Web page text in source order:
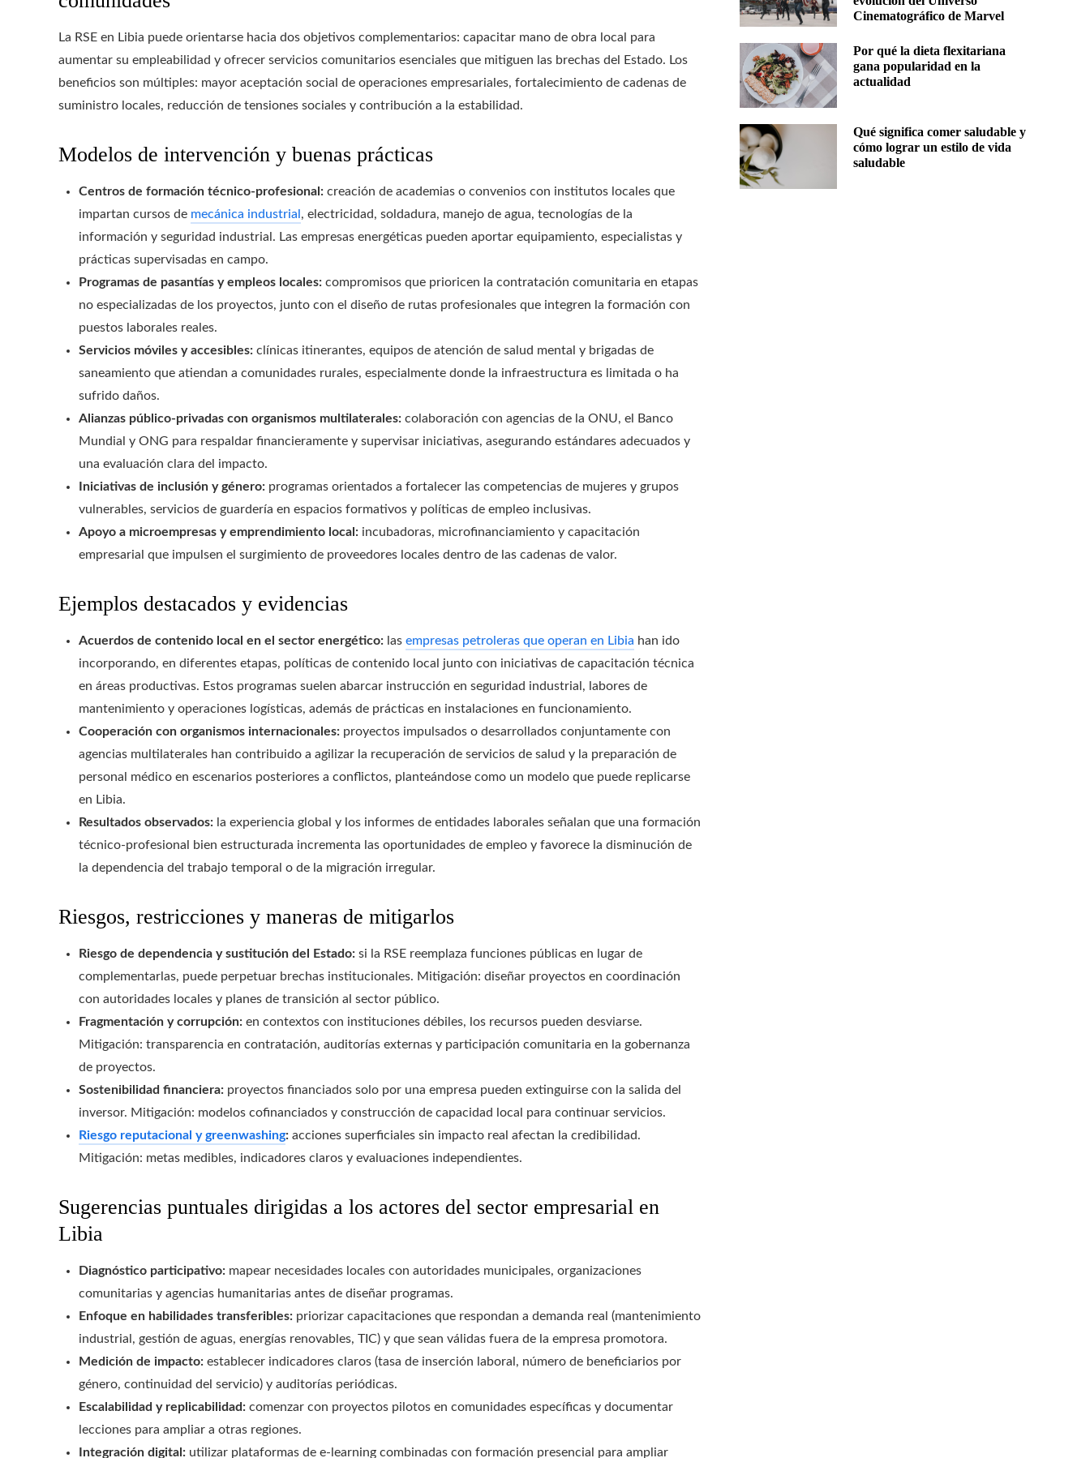
La RSE en Libia puede orientarse hacia dos objetivos complementarios: capacitar mano de obra local para
aumentar su empleabilidad y ofrecer servicios comunitarios esenciales que mitiguen las brechas del Estado. Los
beneficios son múltiples: mayor aceptación social de operaciones empresariales, fortalecimiento de cadenas de
suministro locales, reducción de tensiones sociales y contribución a la estabilidad.
Modelos de intervención y buenas prácticas
Centros de formación técnico-profesional: creación de academias o convenios con institutos locales que
impartan cursos de mecánica industrial , electricidad, soldadura, manejo de agua, tecnologías de la
información y seguridad industrial. Las empresas energéticas pueden aportar equipamiento, especialistas y
prácticas supervisadas en campo.
Programas de pasantías y empleos locales: compromisos que prioricen la contratación comunitaria en etapas
no especializadas de los proyectos, junto con el diseño de rutas profesionales que integren la formación con
puestos laborales reales.
Servicios móviles y accesibles: clínicas itinerantes, equipos de atención de salud mental y brigadas de
saneamiento que atiendan a comunidades rurales, especialmente donde la infraestructura es limitada o ha
sufrido daños.
Alianzas público-privadas con organismos multilaterales: colaboración con agencias de la ONU, el Banco
Mundial y ONG para respaldar financieramente y supervisar iniciativas, asegurando estándares adecuados y
una evaluación clara del impacto.
Iniciativas de inclusión y género: programas orientados a fortalecer las competencias de mujeres y grupos
vulnerables, servicios de guardería en espacios formativos y políticas de empleo inclusivas.
Apoyo a microempresas y emprendimiento local: incubadoras, microfinanciamiento y capacitación
empresarial que impulsen el surgimiento de proveedores locales dentro de las cadenas de valor.
Ejemplos destacados y evidencias
Acuerdos de contenido local en el sector energético: las empresas petroleras que operan en Libia han ido
incorporando, en diferentes etapas, políticas de contenido local junto con iniciativas de capacitación técnica
en áreas productivas. Estos programas suelen abarcar instrucción en seguridad industrial, labores de
mantenimiento y operaciones logísticas, además de prácticas en instalaciones en funcionamiento.
Cooperación con organismos internacionales: proyectos impulsados o desarrollados conjuntamente con
agencias multilaterales han contribuido a agilizar la recuperación de servicios de salud y la preparación de
personal médico en escenarios posteriores a conflictos, planteándose como un modelo que puede replicarse
en Libia.
Resultados observados: la experiencia global y los informes de entidades laborales señalan que una formación
técnico-profesional bien estructurada incrementa las oportunidades de empleo y favorece la disminución de
la dependencia del trabajo temporal o de la migración irregular.
Riesgos, restricciones y maneras de mitigarlos
Riesgo de dependencia y sustitución del Estado: si la RSE reemplaza funciones públicas en lugar de
complementarlas, puede perpetuar brechas institucionales. Mitigación: diseñar proyectos en coordinación
con autoridades locales y planes de transición al sector público.
Fragmentación y corrupción: en contextos con instituciones débiles, los recursos pueden desviarse.
Mitigación: transparencia en contratación, auditorías externas y participación comunitaria en la gobernanza
de proyectos.
Sostenibilidad financiera: proyectos financiados solo por una empresa pueden extinguirse con la salida del
inversor. Mitigación: modelos cofinanciados y construcción de capacidad local para continuar servicios.
Riesgo reputacional y greenwashing: acciones superficiales sin impacto real afectan la credibilidad.
Mitigación: metas medibles, indicadores claros y evaluaciones independientes.
Sugerencias puntuales dirigidas a los actores del sector empresarial en
Libia
Diagnóstico participativo: mapear necesidades locales con autoridades municipales, organizaciones
comunitarias y agencias humanitarias antes de diseñar programas.
Enfoque en habilidades transferibles: priorizar capacitaciones que respondan a demanda real (mantenimiento
industrial, gestión de aguas, energías renovables, TIC) y que sean válidas fuera de la empresa promotora.
Medición de impacto: establecer indicadores claros (tasa de inserción laboral, número de beneficiarios por
género, continuidad del servicio) y auditorías periódicas.
Escalabilidad y replicabilidad: comenzar con proyectos pilotos en comunidades específicas y documentar
lecciones para ampliar a otras regiones.
Integración digital: utilizar plataformas de e-learning combinadas con formación presencial para ampliar
Cinematográfico de Marvel
Por qué la dieta flexitariana
gana popularidad en la
actualidad
Qué significa comer saludable y
cómo lograr un estilo de vida
saludable